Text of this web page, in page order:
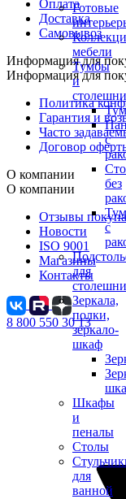
Готовые
мебели
Тумбы
и
с
без
с
для
Зеркала,
полки,
зеркало-
шкаф
Шкафы
и
пеналы
Столы
для
ванной
Оплата
Доставка
Самовывоз
Информация для
Информация для
Политика
Гарантия и
Часто
Договор
О компании
О компании
Отзывы
Новости
ISO 9001
Магазины
Контакты
8 800 550 30 13